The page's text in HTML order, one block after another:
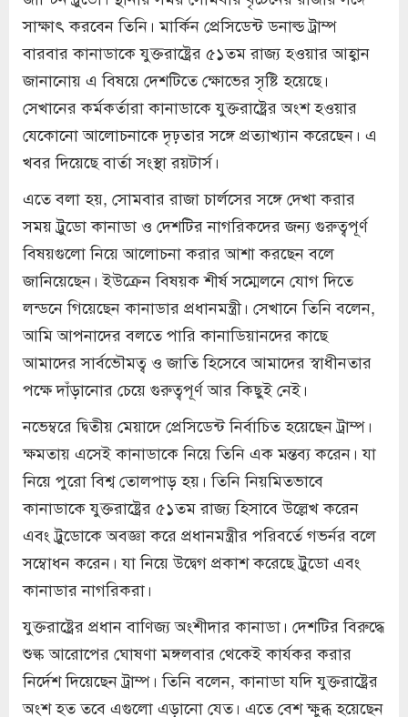
সাক্ষাৎ করবেন তিনি। মার্কিন প্রেসিডেন্ট ডনাল্ড ট্রাম্প
বারবার কানাডাকে যুক্তরাষ্ট্রের ৫১তম রাজ্য হওয়ার আহ্বান
জানানোয় এ বিষয়ে দেশটিতে ক্ষোভের সৃষ্টি হয়েছে।
সেখানের কর্মকর্তারা কানাডাকে যুক্তরাষ্ট্রের অংশ হওয়ার
যেকোনো আলোচনাকে দৃঢ়তার সঙ্গে প্রত্যাখ্যান করেছেন। এ
খবর দিয়েছে বার্তা সংস্থা রয়টার্স।
এতে বলা হয়, সোমবার রাজা চার্লসের সঙ্গে দেখা করার
সময় ট্রুডো কানাডা ও দেশটির নাগরিকদের জন্য গুরুত্বপূর্ণ
বিষয়গুলো নিয়ে আলোচনা করার আশা করছেন বলে
জানিয়েছেন। ইউক্রেন বিষয়ক শীর্ষ সম্মেলনে যোগ দিতে
লন্ডনে গিয়েছেন কানাডার প্রধানমন্ত্রী। সেখানে তিনি বলেন,
আমি আপনাদের বলতে পারি কানাডিয়ানদের কাছে
আমাদের সার্বভৌমত্ব ও জাতি হিসেবে আমাদের স্বাধীনতার
পক্ষে দাঁড়ানোর চেয়ে গুরুত্বপূর্ণ আর কিছুই নেই।
নভেম্বরে দ্বিতীয় মেয়াদে প্রেসিডেন্ট নির্বাচিত হয়েছেন ট্রাম্প।
ক্ষমতায় এসেই কানাডাকে নিয়ে তিনি এক মন্তব্য করেন। যা
নিয়ে পুরো বিশ্ব তোলপাড় হয়। তিনি নিয়মিতভাবে
কানাডাকে যুক্তরাষ্ট্রের ৫১তম রাজ্য হিসাবে উল্লেখ করেন
এবং ট্রুডোকে অবজ্ঞা করে প্রধানমন্ত্রীর পরিবর্তে গভর্নর বলে
সম্বোধন করেন। যা নিয়ে উদ্বেগ প্রকাশ করেছে ট্রুডো এবং
কানাডার নাগরিকরা।
যুক্তরাষ্ট্রের প্রধান বাণিজ্য অংশীদার কানাডা। দেশটির বিরুদ্ধে
শুল্ক আরোপের ঘোষণা মঙ্গলবার থেকেই কার্যকর করার
নির্দেশ দিয়েছেন ট্রাম্প। তিনি বলেন, কানাডা যদি যুক্তরাষ্ট্রের
অংশ হত তবে এগুলো এড়ানো যেত। এতে বেশ ক্ষুব্ধ হয়েছেন